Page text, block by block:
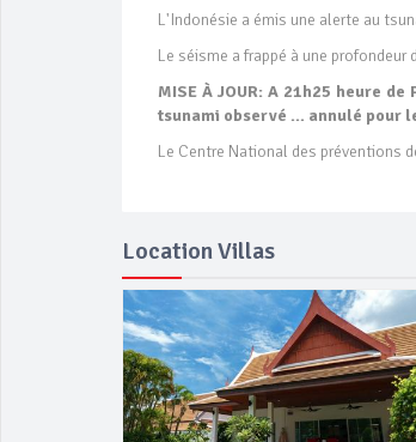
L'Indonésie a émis une alerte au
Le séisme a frappé à une
MISE À JOUR: A 21h25 heure
tsunami observé ... annulé pour
Le Centre National des préventions
Location Villas